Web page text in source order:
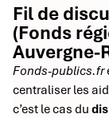
Fil de
(Fonds
Auvergne-
Fonds-publics.fr
centraliser les
c’est le cas du